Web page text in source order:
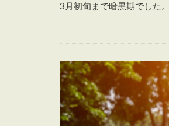
3月初旬まで暗黒期でした